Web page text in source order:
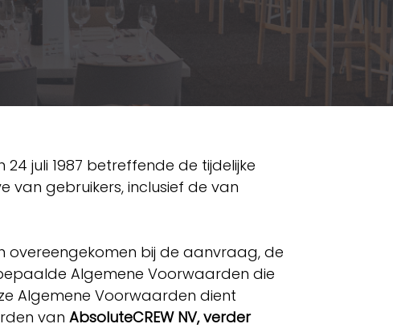
juli 1987 betreffende de tijdelijke
van gebruikers, inclusief de van
overeengekomen bij de aanvraag, de
Algemene Voorwaarden die
Algemene Voorwaarden dient
van AbsoluteCREW NV, verder